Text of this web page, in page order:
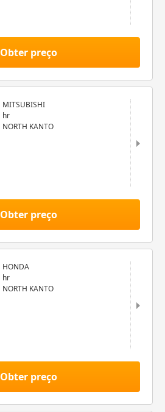
Obter preço
MITSUBISHI
hr
NORTH KANTO
Obter preço
HONDA
hr
NORTH KANTO
Obter preço